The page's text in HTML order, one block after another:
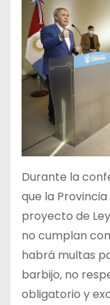
Durante la
que la
proyecto de
no cumplan
habrá multas
barbijo, no
obligatorio y